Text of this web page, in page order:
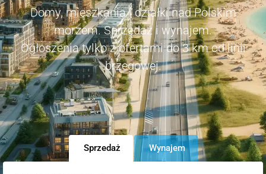
Domy, mieszkania i działki nad Polskim
morzem. Sprzedaż i wynajem.
Ogłoszenia tylko z ofertami do 3 km od linii
brzegowej.
Sprzedaż Wynajem